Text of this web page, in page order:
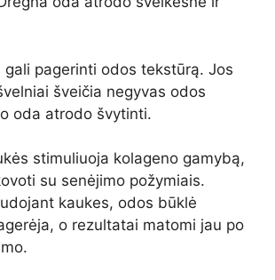
gali pagerinti odos tekstūrą. Jos
šveičia negyvas odos
oda atrodo švytinti.
stimuliuoja kolageno gamybą,
su senėjimo požymiais.
kaukes, odos būklė
o rezultatai matomi jau po